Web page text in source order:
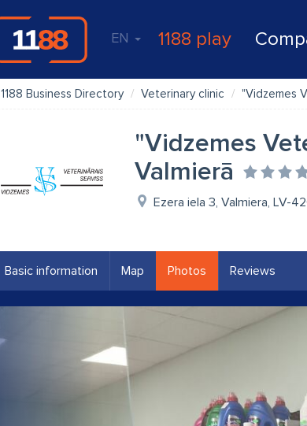
EN 1188 play
1188 Business Directory Veterinary clinic "Vidzemes
"Vidzemes
Valmierā
Ezera iela 3, Valmiera, LV-
Basic information Map Photos Reviews